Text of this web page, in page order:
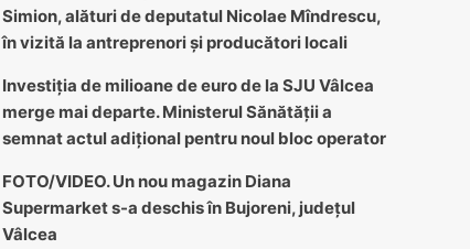
Simion, alături de deputatul Nicolae Mîndrescu,
în vizită la antreprenori și producători locali
Investiția de milioane de euro de la SJU Vâlcea
merge mai departe. Ministerul Sănătății a
semnat actul adițional pentru noul bloc operator
FOTO/VIDEO. Un nou magazin Diana
Supermarket s-a deschis în Bujoreni, județul
Vâlcea